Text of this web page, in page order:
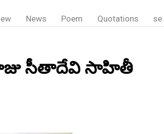
News Poem Quotations se
సీతాదేవి సాహితీ